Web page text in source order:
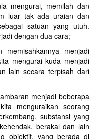
mengurai, memilah dan
luar tak ada uraian dan
satuan yang utuh.
dengan dua cara;
memisahkannya menjadi
mengurai kuda menjadi
lain secara terpisah dari
menjadi beberapa
menguraikan seorang
substansi yang
berakal dan lain
objektif, yang berada di